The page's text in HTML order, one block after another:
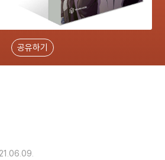
공유하기